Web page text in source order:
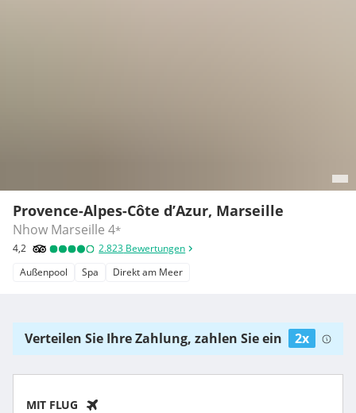
Provence-Alpes-Côte d’Azur, Marseille
Nhow Marseille 4*
4,2 2.823 Bewertungen
Außenpool
Spa Direkt am Meer
Verteilen Sie Ihre Zahlung, zahlen Sie ein 2x
MIT FLUG